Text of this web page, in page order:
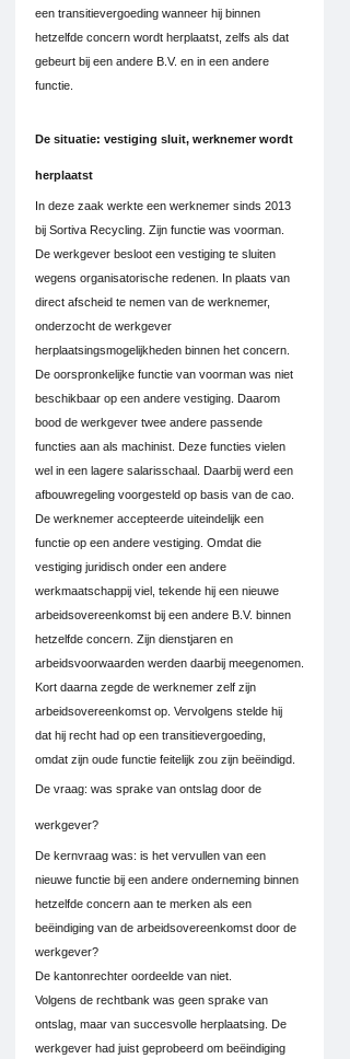
een transitievergoeding wanneer hij binnen
hetzelfde concern wordt herplaatst, zelfs als dat
gebeurt bij een andere B.V. en in een andere
functie.
De situatie: vestiging sluit, werknemer wordt
herplaatst
In deze zaak werkte een werknemer sinds 2013
bij Sortiva Recycling. Zijn functie was voorman.
De werkgever besloot een vestiging te sluiten
wegens organisatorische redenen. In plaats van
direct afscheid te nemen van de werknemer,
onderzocht de werkgever
herplaatsingsmogelijkheden binnen het concern.
De oorspronkelijke functie van voorman was niet
beschikbaar op een andere vestiging. Daarom
bood de werkgever twee andere passende
functies aan als machinist. Deze functies vielen
wel in een lagere salarisschaal. Daarbij werd een
afbouwregeling voorgesteld op basis van de cao.
De werknemer accepteerde uiteindelijk een
functie op een andere vestiging. Omdat die
vestiging juridisch onder een andere
werkmaatschappij viel, tekende hij een nieuwe
arbeidsovereenkomst bij een andere B.V. binnen
hetzelfde concern. Zijn dienstjaren en
arbeidsvoorwaarden werden daarbij meegenomen.
Kort daarna zegde de werknemer zelf zijn
arbeidsovereenkomst op. Vervolgens stelde hij
dat hij recht had op een transitievergoeding,
omdat zijn oude functie feitelijk zou zijn beëindigd.
De vraag: was sprake van ontslag door de
werkgever?
De kernvraag was: is het vervullen van een
nieuwe functie bij een andere onderneming binnen
hetzelfde concern aan te merken als een
beëindiging van de arbeidsovereenkomst door de
werkgever?
De kantonrechter oordeelde van niet.
Volgens de rechtbank was geen sprake van
ontslag, maar van succesvolle herplaatsing. De
werkgever had juist geprobeerd om beëindiging